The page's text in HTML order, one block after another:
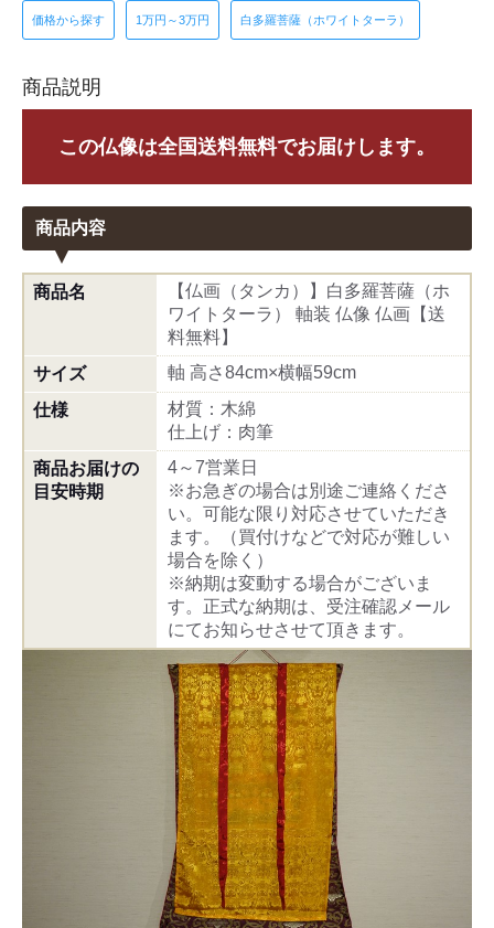
価格から探す 1万円～3万円 白多羅菩薩（ホワイトターラ）
商品説明
この仏像は全国送料無料でお届けします。
商品内容
商品名
【仏画（タンカ）】白多羅菩薩（ホ
ワイトターラ） 軸装 仏像 仏画【送
料無料】
サイズ
軸 高さ84cm×横幅59cm
仕様
材質：木綿
仕上げ：肉筆
商品お届けの
目安時期
4～7営業日
※お急ぎの場合は別途ご連絡くださ
い。可能な限り対応させていただき
ます。（買付けなどで対応が難しい
場合を除く）
※納期は変動する場合がございま
す。正式な納期は、受注確認メール
にてお知らせさせて頂きます。